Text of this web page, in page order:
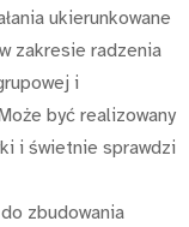
ukierunkowane
zakresie radzenia
i
być realizowany
i świetnie sprawdzi
zbudowania